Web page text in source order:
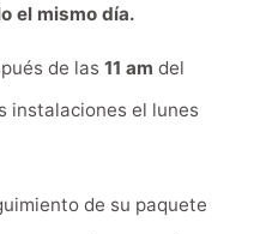
el mismo día.
de las 11 am del
instalaciones el lunes
de su paquete